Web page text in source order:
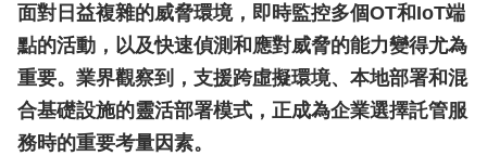
面對日益複雜的威脅環境，即時監控多個OT和IoT端
點的活動，以及快速偵測和應對威脅的能力變得尤為
重要。業界觀察到，支援跨虛擬環境、本地部署和混
合基礎設施的靈活部署模式，正成為企業選擇託管服
務時的重要考量因素。